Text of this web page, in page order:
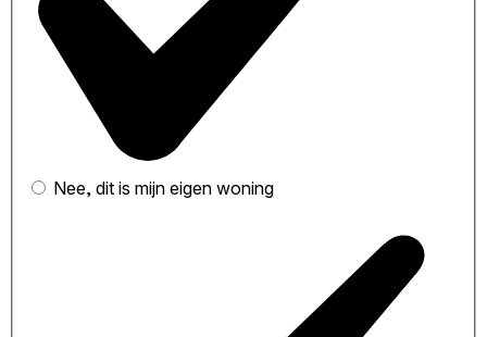
Nee, dit is mijn eigen woning